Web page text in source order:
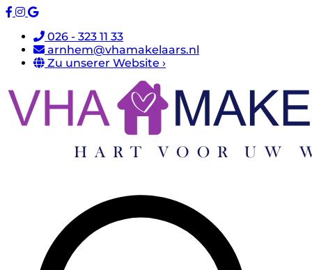
026 - 323 11 33
arnhem@vhamakelaars.nl
Zu unserer Website ›